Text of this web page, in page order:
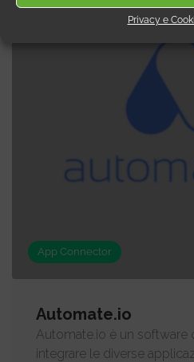
Privacy e
App Connector
Automate.io
Automate.io è un software
integrare le diverse